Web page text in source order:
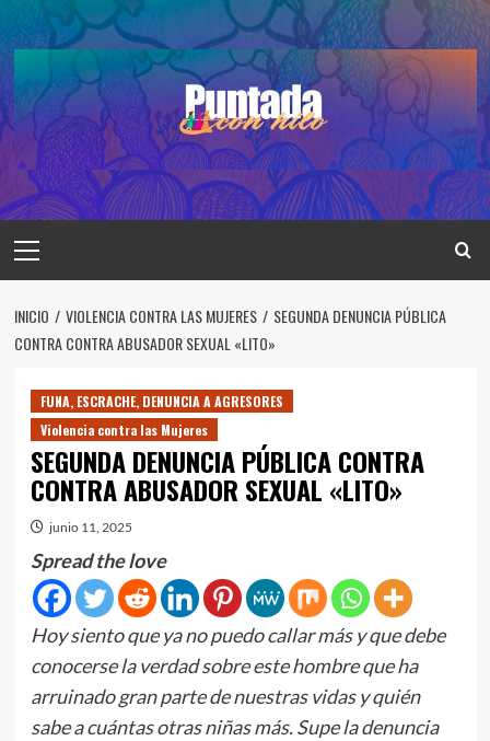
al
contenido
principal
INICIO VIOLENCIA CONTRA LAS MUJERES
SEGUNDA DENUNCIA PÚBLICA
CONTRA CONTRA ABUSADOR SEXUAL «LITO»
FUNA, ESCRACHE, DENUNCIA A AGRESORES
Violencia contra las Mujeres
SEGUNDA DENUNCIA PÚBLICA CONTRA
CONTRA ABUSADOR SEXUAL «LITO»
junio 11, 2025
Spread the love
Hoy siento que ya no puedo callar más y que debe
conocerse la verdad sobre este hombre que ha
arruinado gran parte de nuestras vidas y quién
sabe a cuántas otras niñas más. Supe la denuncia